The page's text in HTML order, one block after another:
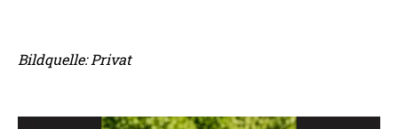
Bildquelle: Privat